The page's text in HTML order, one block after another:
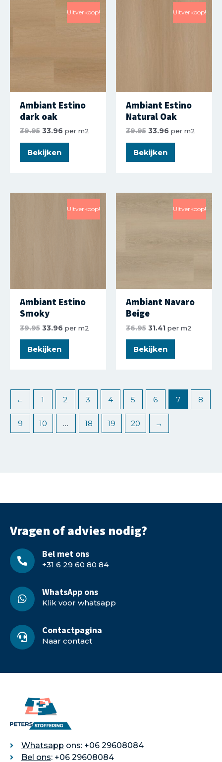
Uitverkoop!
Ambiant Estino
dark oak
39.95 33.96 per m2
Bekijken
Uitverkoop!
Ambiant Estino
Natural Oak
39.95 33.96 per m2
Bekijken
Uitverkoop!
Ambiant Estino
Smoky
39.95 33.96 per m2
Bekijken
Uitverkoop!
Ambiant Navaro
Beige
36.95 31.41 per m2
Bekijken
← 1 2 3 4 5 6 7 8
9 10 … 18 19 20 →
Vragen of advies nodig?
Bel met ons
+31 6 29 60 80 84
WhatsApp ons
Klik voor whatsapp
Contactpagina
Naar contact
Whatsapp ons: +06 29608084
Bel ons: +06 29608084